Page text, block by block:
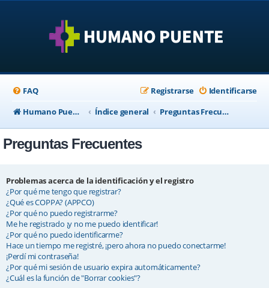
FAQ Identificarse
Registrarse
Humano Puente Empresas
Índice general Preguntas Frecuentes
Preguntas Frecuentes
Problemas acerca de la identificación y el registro
¿Por qué me tengo que registrar?
¿Qué es COPPA? (APPCO)
¿Por qué no puedo registrarme?
Me he registrado ¡y no me puedo identificar!
¿Por qué no puedo identificarme?
Hace un tiempo me registré, ¡pero ahora no puedo conectarme!
¡Perdí mi contraseña!
¿Por qué mi sesión de usuario expira automáticamente?
¿Cuál es la función de "Borrar cookies"?